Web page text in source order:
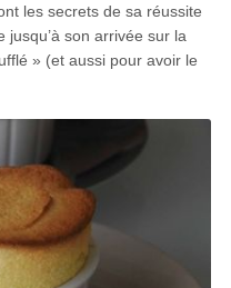
les secrets de sa réussite
jusqu’à son arrivée sur la
» (et aussi pour avoir le